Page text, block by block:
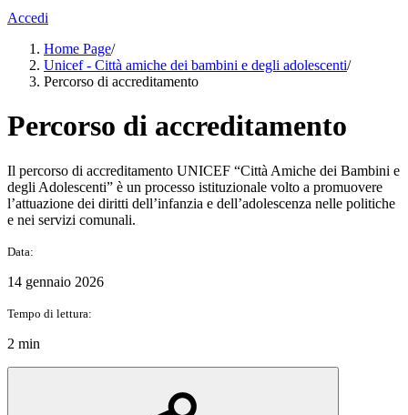
Accedi
Home Page/
Unicef - Città amiche dei bambini e degli adolescenti/
Percorso di accreditamento
Percorso di accreditamento
Il percorso di accreditamento UNICEF “Città Amiche dei Bambini e
degli Adolescenti” è un processo istituzionale volto a promuovere
l’attuazione dei diritti dell’infanzia e dell’adolescenza nelle politiche
e nei servizi comunali.
Data:
14 gennaio 2026
Tempo di lettura:
2 min